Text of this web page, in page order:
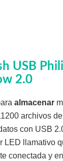
USB
2.0
almacenar
archivos
con USB
LED llamativo
conectada y